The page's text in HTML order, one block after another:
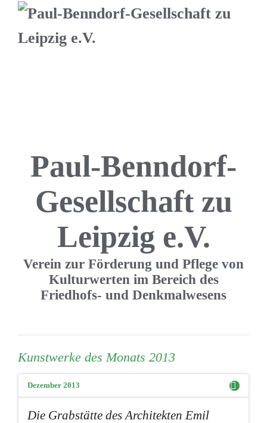
Paul-Benndorf-
Gesellschaft zu
Leipzig e.V.
Verein zur Förderung und Pflege von
Kulturwerten im Bereich des
Friedhofs- und Denkmalwesens
Kunstwerke des Monats 2013
Dezember 2013
Die Grabstätte des Architekten Emil